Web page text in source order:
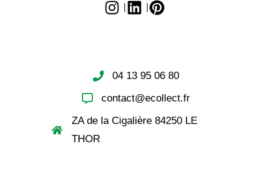
04 13 95 06 80
contact@ecollect.fr
ZA de la Cigalière 84250 LE
THOR